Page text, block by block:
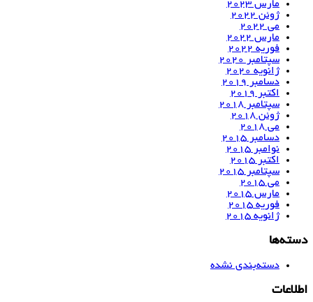
مارس 2023
ژوئن 2022
می 2022
مارس 2022
فوریه 2022
سپتامبر 2020
ژانویه 2020
دسامبر 2019
اکتبر 2019
سپتامبر 2018
ژوئن 2018
می 2018
دسامبر 2015
نوامبر 2015
اکتبر 2015
سپتامبر 2015
می 2015
مارس 2015
فوریه 2015
ژانویه 2015
دسته‌ها
دسته‌بندی نشده
اطلاعات